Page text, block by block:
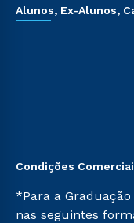
Alunos, Ex-Alunos,
Condições
*Para a
nas seguintes